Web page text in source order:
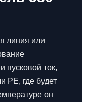
линия или
пусковой ток,
PE, где будет
он